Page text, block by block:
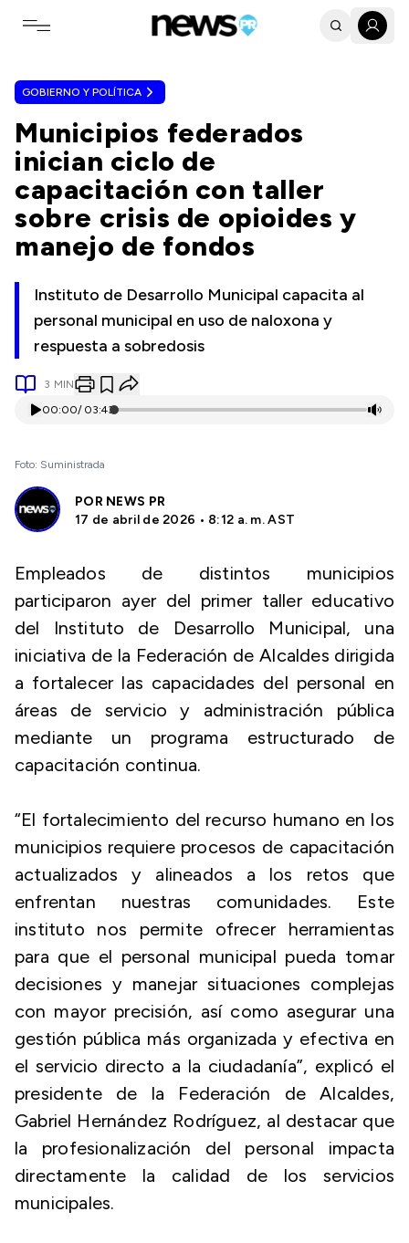
Toggle navigation menu
GOBIERNO Y POLÍTICA
Municipios federados
inician ciclo de
capacitación con taller
sobre crisis de opioides y
manejo de fondos
Instituto de Desarrollo Municipal capacita al
personal municipal en uso de naloxona y
respuesta a sobredosis
3 MIN
00:00/ 03:43
Foto: Suministrada
POR NEWS PR
17 de abril de 2026 • 8:12 a. m. AST
Empleados de distintos municipios
participaron ayer del primer taller educativo
del Instituto de Desarrollo Municipal, una
iniciativa de la Federación de Alcaldes dirigida
a fortalecer las capacidades del personal en
áreas de servicio y administración pública
mediante un programa estructurado de
capacitación continua.
“El fortalecimiento del recurso humano en los
municipios requiere procesos de capacitación
actualizados y alineados a los retos que
enfrentan nuestras comunidades. Este
instituto nos permite ofrecer herramientas
para que el personal municipal pueda tomar
decisiones y manejar situaciones complejas
con mayor precisión, así como asegurar una
gestión pública más organizada y efectiva en
el servicio directo a la ciudadanía”, explicó el
presidente de la Federación de Alcaldes,
Gabriel Hernández Rodríguez, al destacar que
la profesionalización del personal impacta
directamente la calidad de los servicios
municipales.